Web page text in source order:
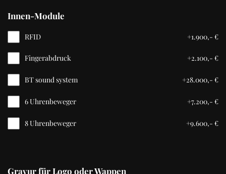
Innen-Module
RFID +1.900,- €
Fingerabdruck +2.100,- €
BT sound system +28.000,- €
6 Uhrenbeweger +7.200,- €
8 Uhrenbeweger +9.600,- €
Gravur für Logo oder Wappen